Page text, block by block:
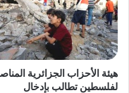
هيئة الأحزاب الجزائرية
لفلسطين تطالب بإدخال